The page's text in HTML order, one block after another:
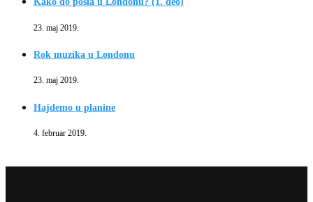
23. maj 2019.
Rok muzika u Londonu
23. maj 2019.
Hajdemo u planine
4. februar 2019.